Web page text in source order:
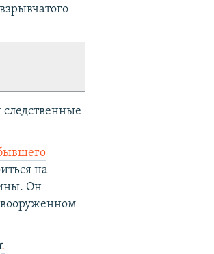
следственные
на
Он
вооруженном
.